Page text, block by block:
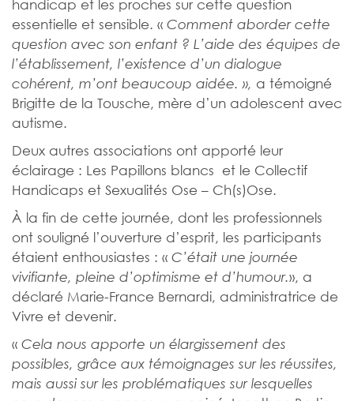
essentielle et sensible. « Comment aborder cette
question avec son enfant ? L’aide des équipes de
l’établissement, l’existence d’un dialogue
cohérent, m’ont beaucoup aidée. », a témoigné
Brigitte de la Tousche, mère d’un adolescent avec
autisme.
Deux autres associations ont apporté leur
éclairage : Les Papillons blancs et le Collectif
Handicaps et Sexualités Ose – Ch(s)Ose.
À la fin de cette journée, dont les professionnels
ont souligné l’ouverture d’esprit, les participants
étaient enthousiastes : « C’était une journée
vivifiante, pleine d’optimisme et d’humour.», a
déclaré Marie-France Bernardi, administratrice de
Vivre et devenir.
« Cela nous apporte un élargissement des
possibles, grâce aux témoignages sur les réussites,
mais aussi sur les problématiques sur lesquelles